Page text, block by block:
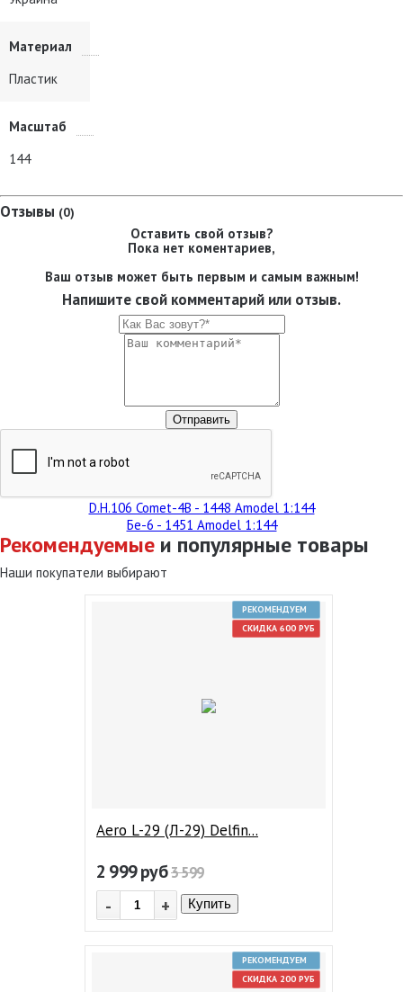
Материал
Пластик
Масштаб
144
Отзывы (0)
Оставить свой отзыв?
Пока нет коментариев,
Ваш отзыв может быть первым и самым важным!
Напишите свой комментарий или отзыв.
D.H.106 Comet-4B - 1448 Amodel 1:144
Бе-6 - 1451 Amodel 1:144
Рекомендуемые и популярные товары
Наши покупатели выбирают
Aero L-29 (Л-29) Delfin...
2 999руб3 599
- + Купить
РЕКОМЕНДУЕМ
СКИДКА 600 РУБ
РЕКОМЕНДУЕМ
СКИДКА 200 РУБ